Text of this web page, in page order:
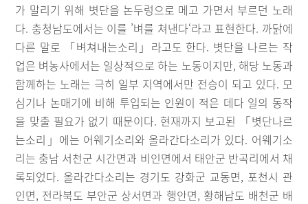
가 말리기 위해 볏단을 논두렁으로 메고 가면서 부르던 노래
다. 충청남도에서는 이를 ’벼를 쳐낸다‘라고 표현한다. 까닭에
다른 말로 「벼쳐내는소리」라고도 한다. 볏단을 나르는 작
업은 벼농사에서는 일상적으로 하는 노동이지만, 해당 노동과
함께하는 노래는 극히 일부 지역에서만 전승이 되고 있다. 모
심기나 논매기에 비해 투입되는 인원이 적은 데다 일의 동작
을 맞출 필요가 없기 때문이다. 현재까지 보고된 「볏단나르
는소리」에는 어웨기소리와 올라간다소리가 있다. 어웨기소
리는 충남 서천군 시간면과 비인면에서 태안군 반곡리에서 채
록되었다. 올라간다소리는 경기도 강화군 교동면, 포천시 관
인면, 전라북도 부안군 상서면과 행안면, 황해남도 배천군 배